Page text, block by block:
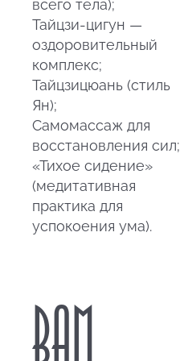
всего тела);
Тайцзи-цигун —
оздоровительный
комплекс;
Тайцзицюань (стиль
Ян);
Самомассаж для
восстановления сил;
«Тихое сидение»
(медитативная
практика для
успокоения ума).
ВАМ